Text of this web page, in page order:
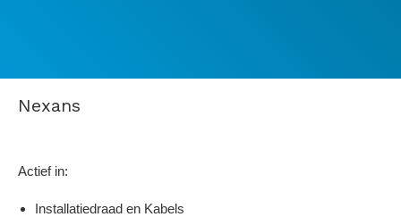
Nexans
Actief in:
Installatiedraad en Kabels